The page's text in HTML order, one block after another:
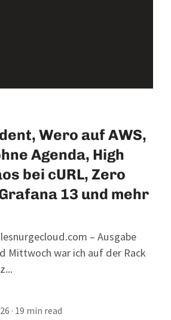
Wero auf AWS,
Agenda, High
bei cURL, Zero
13 und mehr
– Ausgabe
Mittwoch war ich auf der Rack
· 19 min read